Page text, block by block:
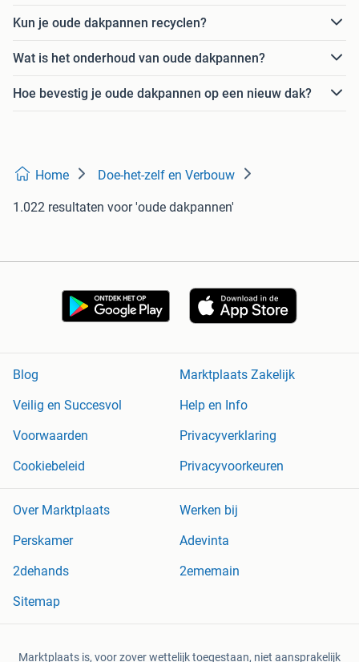
Kun je oude dakpannen recyclen?
Wat is het onderhoud van oude dakpannen?
Hoe bevestig je oude dakpannen op een nieuw dak?
Home Doe-het-zelf en Verbouw
1.022 resultaten voor 'oude dakpannen'
Blog
Marktplaats Zakelijk
Veilig en Succesvol
Help en Info
Voorwaarden
Privacyverklaring
Cookiebeleid
Privacyvoorkeuren
Over Marktplaats
Werken bij
Perskamer
Adevinta
2dehands
2ememain
Sitemap
Marktplaats is, voor zover wettelijk toegestaan, niet aansprakelijk